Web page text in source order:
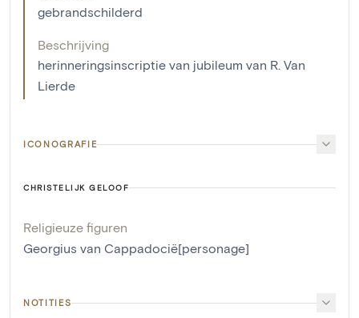
gebrandschilderd
Beschrijving
herinneringsinscriptie van jubileum van R. Van
Lierde
ICONOGRAFIE
CHRISTELIJK GELOOF
Religieuze figuren
Georgius van Cappadocië[personage]
NOTITIES